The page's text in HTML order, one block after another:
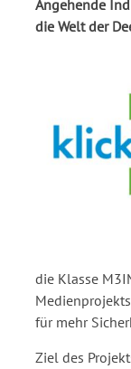
Angehende
die Welt der
die Klasse
für mehr
Ziel des